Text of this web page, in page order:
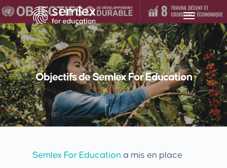
Objectifs de Semlex For Education
Semlex For Education a mis en place